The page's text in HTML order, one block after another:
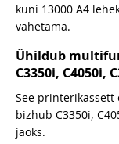
kuni 13000 A4
vahetama.
Ühildub
C3350i, C4050i,
See printerikassett
bizhub C3350i,
jaoks.